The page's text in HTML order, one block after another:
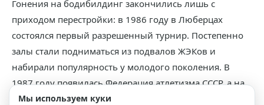
Гонения на бодибилдинг закончились лишь с
приходом перестройки: в 1986 году в Люберцах
состоялся первый разрешенный турнир. Постепенно
залы стали подниматься из подвалов ЖЭКов и
набирали популярность у молодого поколения. В
1987 году появилась Федерация атлетизма СССР, а на
следующий год в Ленинграде провели первый
Мы используем куки